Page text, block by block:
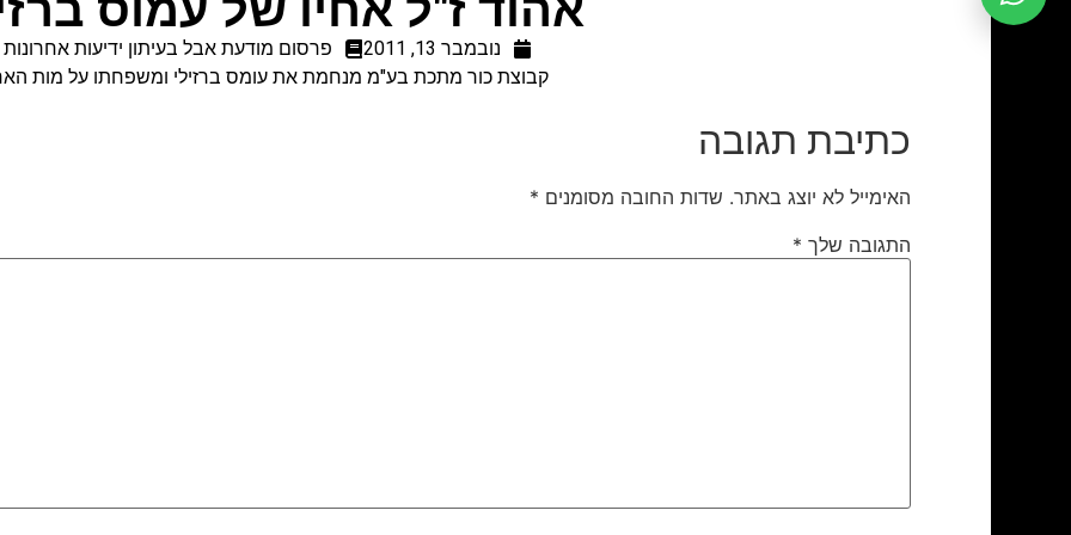
נובמבר 13, 2011
פרסום מודעת אבל בעיתון ידיעות אחרונות
קבוצת כור מתכת בע"מ מנחמת את עומס ברזילי ומשפחתו על מות
כתיבת תגובה
האימייל לא יוצג באתר. שדות החובה מסומנים *
התגובה שלך *